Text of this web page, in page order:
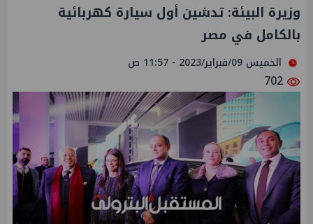
وزيرة البيئة: تدشين أول سيارة كهربائية
بالكامل في مصر
الخميس 09/فبراير/2023 - 11:57 ص